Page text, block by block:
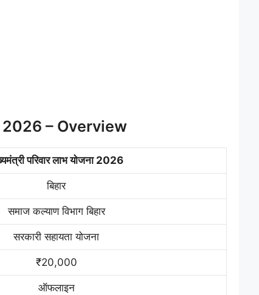
– Overview
परिवार लाभ योजना 2026
बिहार
समाज कल्याण विभाग बिहार
सरकारी सहायता योजना
₹20,000
ऑफलाइन